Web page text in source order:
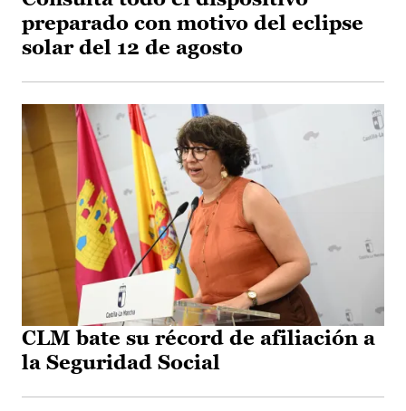
preparado con motivo del eclipse
solar del 12 de agosto
CLM bate su récord de afiliación a
la Seguridad Social